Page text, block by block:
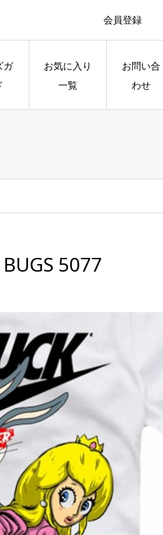
会員登録
ガ
お気に入り
一覧
お問い合
わせ
BUGS 5077